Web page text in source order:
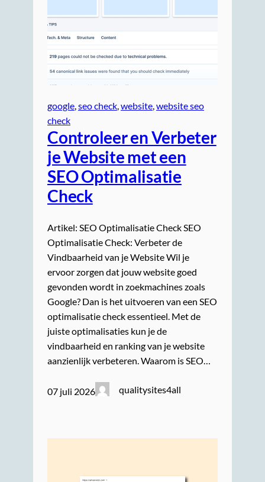
google, seo check, website, website seo
check
Controleer en Verbeter
je Website met een
SEO Optimalisatie
Check
Artikel: SEO Optimalisatie Check SEO
Optimalisatie Check: Verbeter de
Vindbaarheid van je Website Wil je
ervoor zorgen dat jouw website goed
gevonden wordt in zoekmachines zoals
Google? Dan is het uitvoeren van een SEO
optimalisatie check essentieel. Met de
juiste optimalisaties kun je de
vindbaarheid en ranking van je website
aanzienlijk verbeteren. Waarom is SEO…
07 juli 2026 qualitysites4all